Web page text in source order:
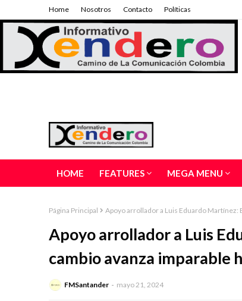
Home Nosotros Contacto Políticas
HOME FEATURES MEGA MENU
Página Principal Apoyo arrollador a Luis Eduardo Martínez:
Apoyo arrollador a Luis
cambio avanza imparable
FMSantander mayo 21, 2024